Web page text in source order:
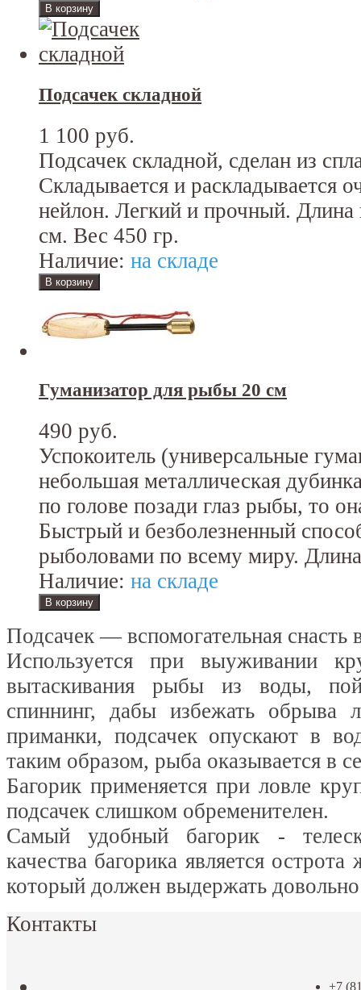
Подсачек складной
1 100 руб.
Подсачек складной, сделан из
Складывается и раскладывается
нейлон. Легкий и прочный. Длина
см. Вес 450 гр.
Наличие: на складе
Гуманизатор для рыбы 20 см
490 руб.
Успокоитель (универсальные
небольшая металлическая
по голове позади глаз рыбы, то
Быстрый и безболезненный
рыболовами по всему миру.
Наличие: на складе
Подсачек — вспомогательная снасть
Используется при выуживании
вытаскивания рыбы из воды,
спиннинг, дабы избежать
приманки, подсачек опускают в
таким образом, рыба оказывается в
Багорик применяется при ловле
подсачек слишком обременителен.
Самый удобный багорик -
качества багорика является
который должен выдержать
Контакты
+7